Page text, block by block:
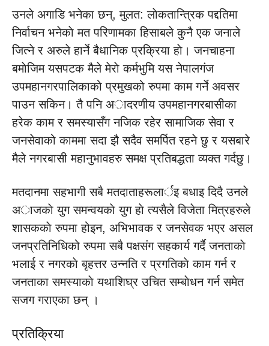
उनले अगाडि भनेका छन्, मुलत: लाेकतान्त्रिक पद्दतिमा
निर्वाचन भनेकाे मत परिणामका हिसाबले कुनै एक जनाले
जित्ने र अरुले हार्ने बैधानिक प्रक्रिया हाे। जनचाहना
बमाेजिम यसपटक मैले मेराे कर्मभुमि यस नेपालगंज
उपमहानगरपालिकाको प्रमुखको रुपमा काम गर्ने अवसर
पाउन सकिन। तै पनि अादरणीय उपमहानगरबासीका
हरेक काम र समस्यासँग नजिक रहेर सामाजिक सेवा र
जनसेवाको काममा सदा झै सदैव समर्पित रहने छु र यसबारे
मैले नगरबासी महानुभावहरु समक्ष प्रतिबद्धता व्यक्त गर्दछु।
मतदानमा सहभागी सबै मतदाताहरूलार्इ बधाइ दिदै उनले
अाजकाे युग समन्वयकाे युग हाे त्यसैले विजेता मित्रहरुले
शासककाे रुपमा होइन, अभिभावक र जनसेवक भएर असल
जनप्रतिनिधिको रुपमा सबै पक्षसंग सहकार्य गर्दै जनताकाे
भलाई र नगरकाे बृहत्तर उन्नति र प्रगतिकाे काम गर्न र
जनताका समस्याकाे यथाशिघ्र उचित सम्बाेधन गर्न समेत
सजग गराएका छन् ।
प्रतिक्रिया